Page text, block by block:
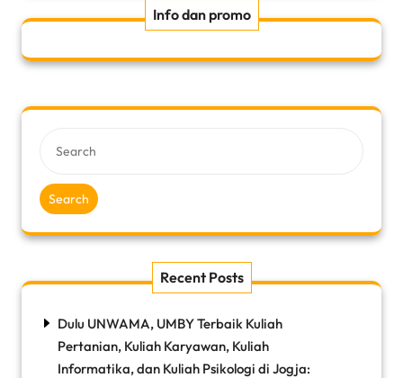
Info dan promo
Search
Recent Posts
Dulu UNWAMA, UMBY Terbaik Kuliah
Pertanian, Kuliah Karyawan, Kuliah
Informatika, dan Kuliah Psikologi di Jogja: